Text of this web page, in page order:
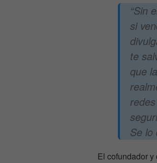
“Sin
si
te
que
Se lo
El cofundador